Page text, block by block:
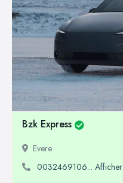
Bzk Express
Evere
0032469106... Afficher